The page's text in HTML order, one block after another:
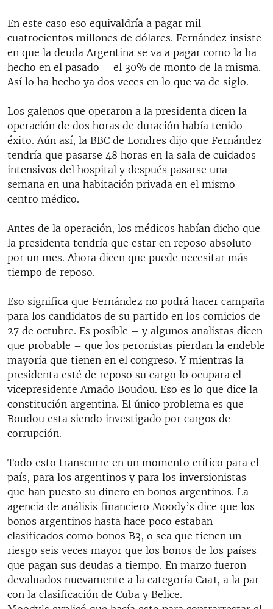
En este caso eso equivaldría a pagar mil
cuatrocientos millones de dólares. Fernández insiste
en que la deuda Argentina se va a pagar como la ha
hecho en el pasado – el 30% de monto de la misma.
Así lo ha hecho ya dos veces en lo que va de siglo.
Los galenos que operaron a la presidenta dicen la
operación de dos horas de duración había tenido
éxito. Aún así, la BBC de Londres dijo que Fernández
tendría que pasarse 48 horas en la sala de cuidados
intensivos del hospital y después pasarse una
semana en una habitación privada en el mismo
centro médico.
Antes de la operación, los médicos habían dicho que
la presidenta tendría que estar en reposo absoluto
por un mes. Ahora dicen que puede necesitar más
tiempo de reposo.
Eso significa que Fernández no podrá hacer campaña
para los candidatos de su partido en los comicios de
27 de octubre. Es posible – y algunos analistas dicen
que probable – que los peronistas pierdan la endeble
mayoría que tienen en el congreso. Y mientras la
presidenta esté de reposo su cargo lo ocupara el
vicepresidente Amado Boudou. Eso es lo que dice la
constitución argentina. El único problema es que
Boudou esta siendo investigado por cargos de
corrupción.
Todo esto transcurre en un momento crítico para el
país, para los argentinos y para los inversionistas
que han puesto su dinero en bonos argentinos. La
agencia de análisis financiero Moody’s dice que los
bonos argentinos hasta hace poco estaban
clasificados como bonos B3, o sea que tienen un
riesgo seis veces mayor que los bonos de los países
que pagan sus deudas a tiempo. En marzo fueron
devaluados nuevamente a la categoría Caa1, a la par
con la clasificación de Cuba y Belice.